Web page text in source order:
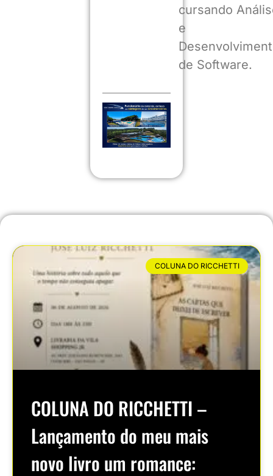
cursando
e
de Software.
COLUNA DO RICCHETTI
COLUNA DO RICCHETTI –
Lançamento do meu mais
novo livro um romance: